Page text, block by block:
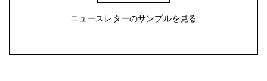
ニュースレターのサンプルを見る